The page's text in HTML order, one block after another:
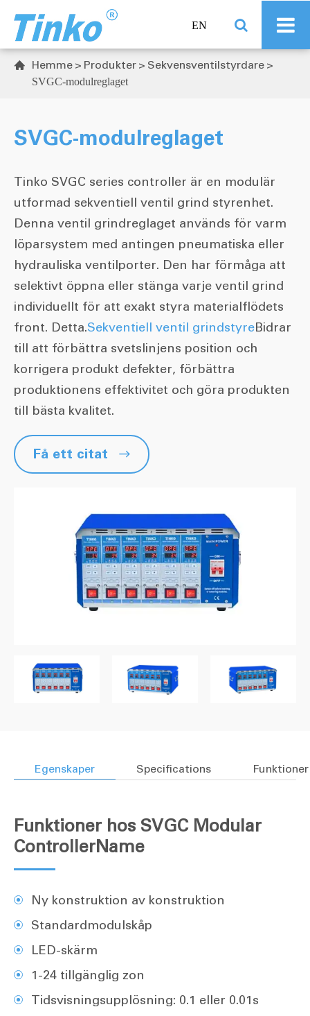
EN
 Hemme Produkter Sekvensventilstyrdare
SVGC-modulreglaget
SVGC-modulreglaget
Tinko SVGC series controller är en modulär
utformad sekventiell ventil grind styrenhet.
Denna ventil grindreglaget används för varm
löparsystem med antingen pneumatiska eller
hydrauliska ventilporter. Den har förmåga att
selektivt öppna eller stänga varje ventil grind
individuellt för att exakt styra materialflödets
front. Detta.Sekventiell ventil grindstyreBidrar
till att förbättra svetslinjens position och
korrigera produkt defekter, förbättra
produktionens effektivitet och göra produkten
till bästa kvalitet.
Få ett citat 
Egenskaper Specifications Funktioner
Funktioner hos SVGC Modular
ControllerName
Ny konstruktion av konstruktion
Standardmodulskåp
LED-skärm
1-24 tillgänglig zon
Tidsvisningsupplösning: 0.1 eller 0.01s